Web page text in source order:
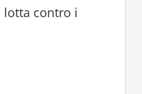
lotta contro i